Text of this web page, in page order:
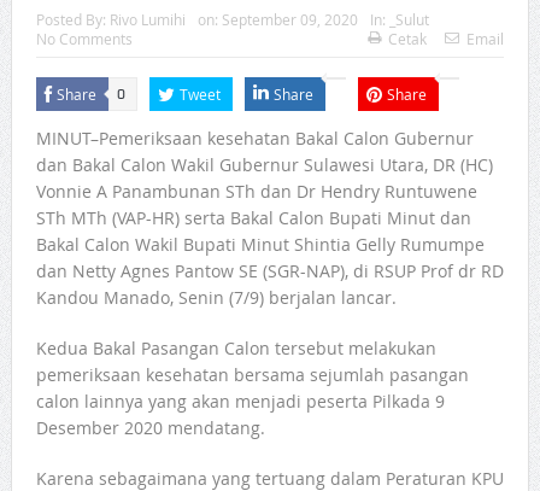
Posted By: Rivo Lumihi on: September 09, 2020 In:
_Sulut
No Comments
Cetak Email
Share 0 Tweet Share Share
MINUT–Pemeriksaan kesehatan Bakal Calon Gubernur
dan Bakal Calon Wakil Gubernur Sulawesi Utara, DR (HC)
Vonnie A Panambunan STh dan Dr Hendry Runtuwene
STh MTh (VAP-HR) serta Bakal Calon Bupati Minut dan
Bakal Calon Wakil Bupati Minut Shintia Gelly Rumumpe
dan Netty Agnes Pantow SE (SGR-NAP), di RSUP Prof dr RD
Kandou Manado, Senin (7/9) berjalan lancar.
Kedua Bakal Pasangan Calon tersebut melakukan
pemeriksaan kesehatan bersama sejumlah pasangan
calon lainnya yang akan menjadi peserta Pilkada 9
Desember 2020 mendatang.
Karena sebagaimana yang tertuang dalam Peraturan KPU